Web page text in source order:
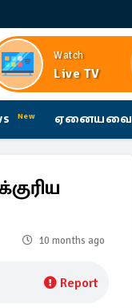
Watch
Live TV
New ஏனையவை
10 months ago
Report